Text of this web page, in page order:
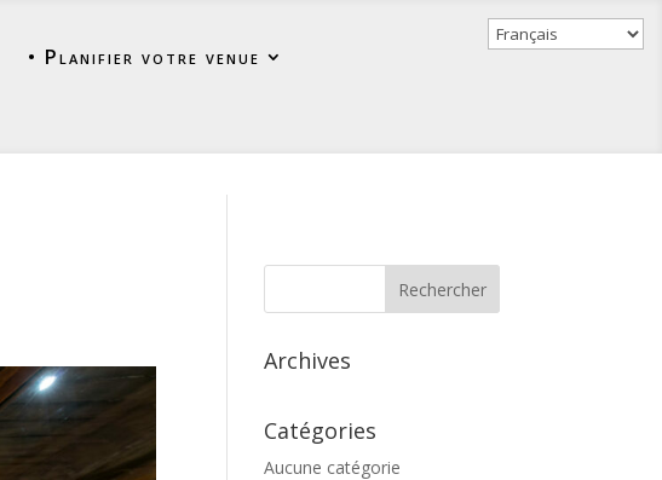
• Planifier votre venue
Archives
Catégories
Aucune catégorie